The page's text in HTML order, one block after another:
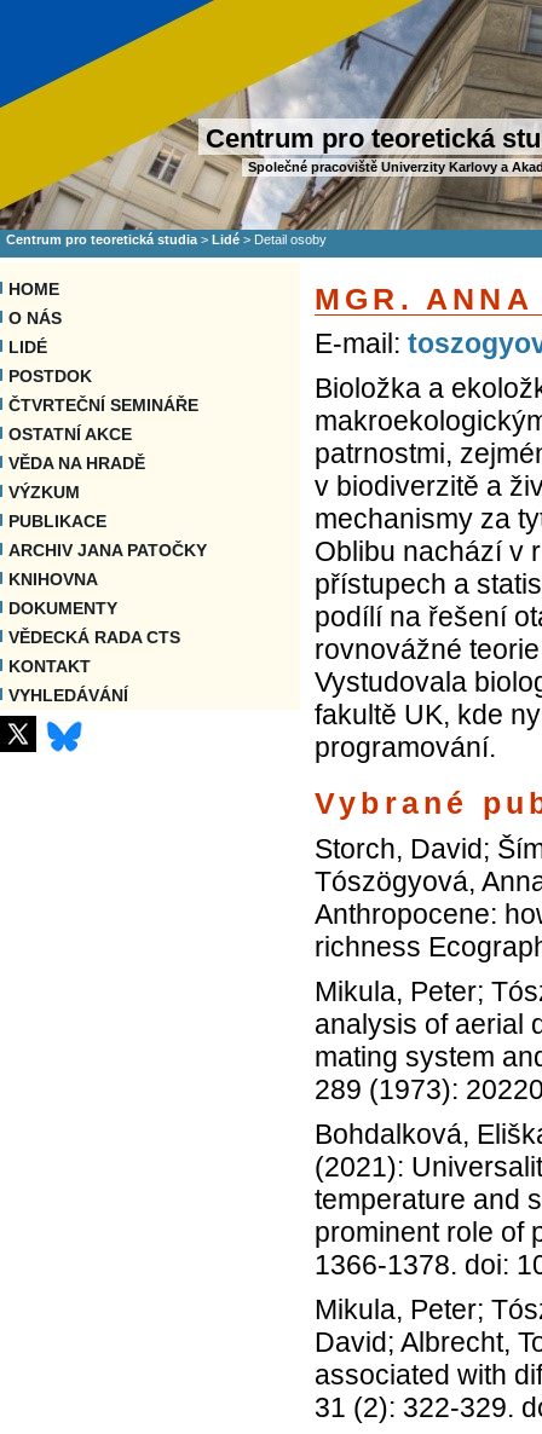
Centrum pro teoretická
Společné pracoviště Univerzity Karlovy a
Centrum pro teoretická studia > Lidé > Detail osoby
HOME
O NÁS
LIDÉ
POSTDOK
ČTVRTEČNÍ SEMINÁŘE
OSTATNÍ AKCE
VĚDA NA HRADĚ
VÝZKUM
PUBLIKACE
ARCHIV JANA PATOČKY
KNIHOVNA
DOKUMENTY
VĚDECKÁ RADA CTS
KONTAKT
VYHLEDÁVÁNÍ
MGR.
E-mail:
Bioložka a
patrnostmi,
v biodiverzitě a
mechanismy za
Oblibu nachází v
přístupech a
podílí na řešení
rovnovážné
Vystudovala
fakultě UK, kde
programování.
Vybrané
Storch, David;
Tószögyová,
Anthropocene:
richness
Mikula, Peter;
analysis of aerial
mating system
289 (1973):
Bohdalková,
(2021):
temperature and
prominent role of
1366-1378. doi:
Mikula, Peter;
David; Albrecht,
associated with
31 (2): 322-329.